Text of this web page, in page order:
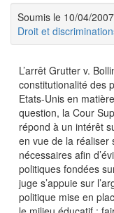
Soumis le 10/04/
Droit et
L’arrêt Grutter v.
constitutionalité des
Etats-Unis en
question, la Cour
répond à un intérêt
en vue de la réaliser
nécessaires afin
politiques fondées
juge s’appuie sur
politique mise en